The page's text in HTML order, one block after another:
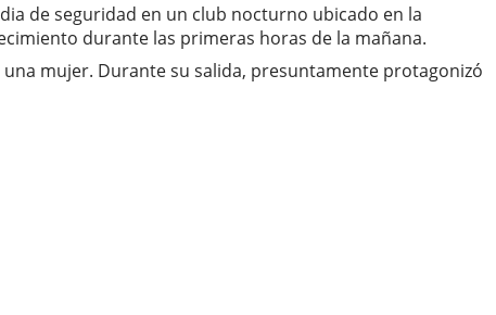
de seguridad en un club nocturno ubicado en la
durante las primeras horas de la mañana.
mujer. Durante su salida, presuntamente protagonizó